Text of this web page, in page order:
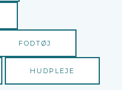
FODTØJ
HUDPLEJE